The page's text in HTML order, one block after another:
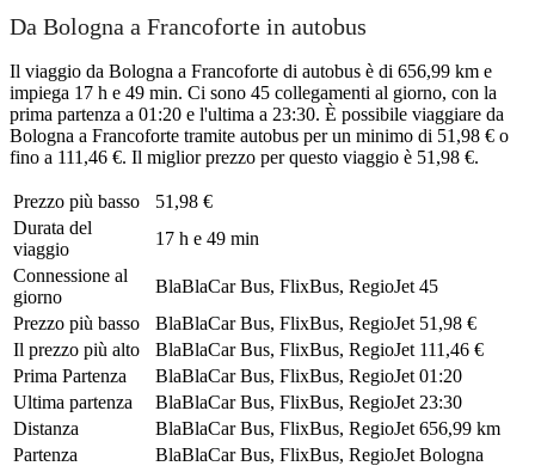
Da Bologna a Francoforte in autobus
Il viaggio da Bologna a Francoforte di autobus è di 656,99 km e
impiega 17 h e 49 min. Ci sono 45 collegamenti al giorno, con la
prima partenza a 01:20 e l'ultima a 23:30. È possibile viaggiare da
Bologna a Francoforte tramite autobus per un minimo di 51,98 € o
fino a 111,46 €. Il miglior prezzo per questo viaggio è 51,98 €.
Prezzo più basso
51,98 €
Durata del
viaggio
17 h e 49 min
Connessione al
giorno
BlaBlaCar Bus, FlixBus, RegioJet 45
Prezzo più basso
BlaBlaCar Bus, FlixBus, RegioJet 51,98 €
Il prezzo più alto
BlaBlaCar Bus, FlixBus, RegioJet 111,46 €
Prima Partenza
BlaBlaCar Bus, FlixBus, RegioJet 01:20
Ultima partenza
BlaBlaCar Bus, FlixBus, RegioJet 23:30
Distanza
BlaBlaCar Bus, FlixBus, RegioJet 656,99 km
Partenza
BlaBlaCar Bus, FlixBus, RegioJet Bologna